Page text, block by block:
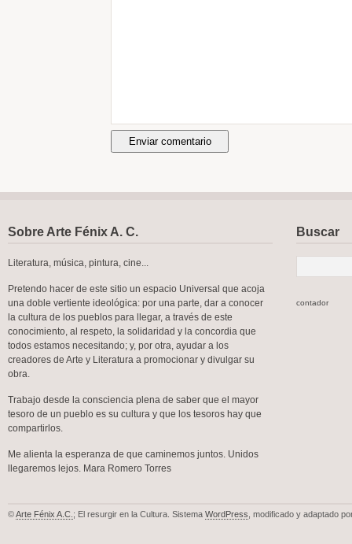
Sobre Arte Fénix A. C.
Literatura, música, pintura, cine...
Pretendo hacer de este sitio un espacio Universal que acoja
una doble vertiente ideológica: por una parte, dar a conocer
la cultura de los pueblos para llegar, a través de este
conocimiento, al respeto, la solidaridad y la concordia que
todos estamos necesitando; y, por otra, ayudar a los
creadores de Arte y Literatura a promocionar y divulgar su
obra.
Trabajo desde la consciencia plena de saber que el mayor
tesoro de un pueblo es su cultura y que los tesoros hay que
compartirlos.
Me alienta la esperanza de que caminemos juntos. Unidos
llegaremos lejos. Mara Romero Torres
Buscar
contador
©Arte Fénix A.C. ; El resurgir en la Cultura. Sistema WordPress , modificado y adaptado